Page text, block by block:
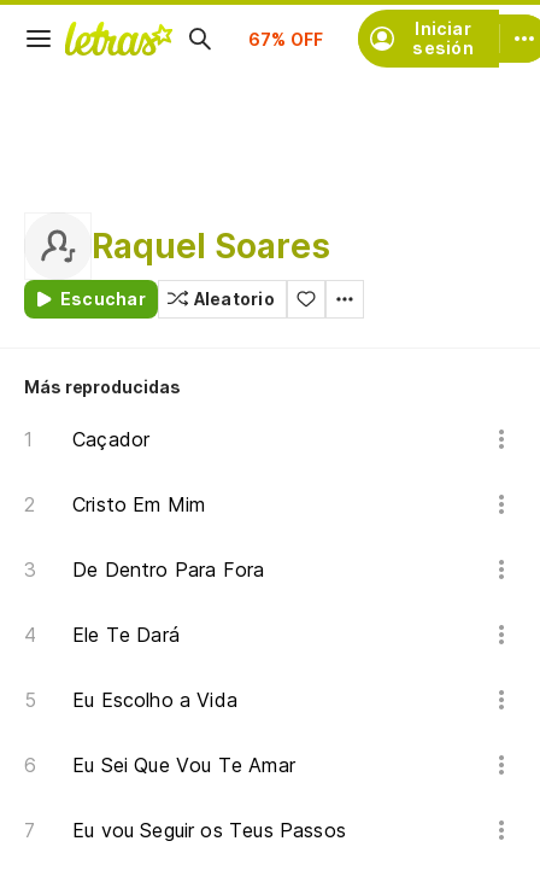
Iniciar
sesión
Suscríbete
Raquel Soares
Escuchar Aleatorio
Más reproducidas
Caçador
Cristo Em Mim
De Dentro Para Fora
Ele Te Dará
Eu Escolho a Vida
Eu Sei Que Vou Te Amar
Eu vou Seguir os Teus Passos